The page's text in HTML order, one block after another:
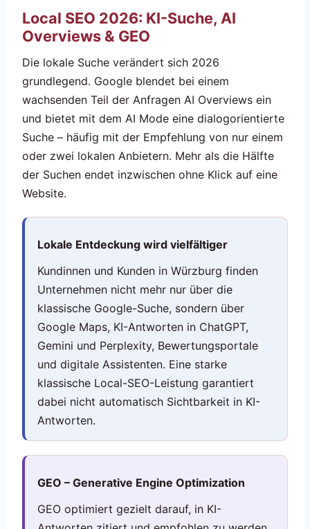
Local SEO 2026: KI-Suche, AI
Overviews & GEO
Die lokale Suche verändert sich 2026
grundlegend. Google blendet bei einem
wachsenden Teil der Anfragen AI Overviews ein
und bietet mit dem AI Mode eine dialogorientierte
Suche – häufig mit der Empfehlung von nur einem
oder zwei lokalen Anbietern. Mehr als die Hälfte
der Suchen endet inzwischen ohne Klick auf eine
Website.
Lokale Entdeckung wird vielfältiger
Kundinnen und Kunden in Würzburg finden
Unternehmen nicht mehr nur über die
klassische Google-Suche, sondern über
Google Maps, KI-Antworten in ChatGPT,
Gemini und Perplexity, Bewertungsportale
und digitale Assistenten. Eine starke
klassische Local-SEO-Leistung garantiert
dabei nicht automatisch Sichtbarkeit in KI-
Antworten.
GEO – Generative Engine Optimization
GEO optimiert gezielt darauf, in KI-